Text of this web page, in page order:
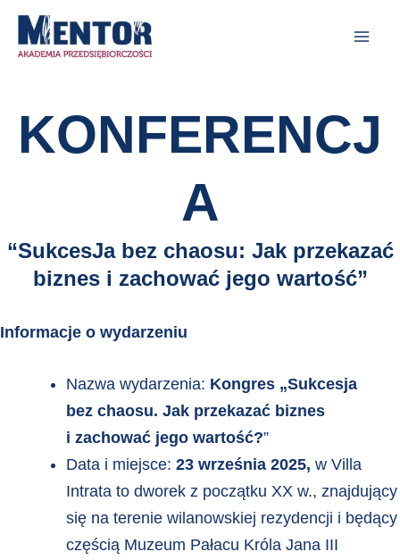
Skip
to content
KONFERENCJ
A
“SukcesJabez chaosu: Jak przekazać
biznes i zachować jego wartość”
Informacje o wydarzeniu
Nazwa wydarzenia: Kongres „Sukcesja
bez chaosu. Jak przekazać biznes
i zachować jego wartość?”
Data i miejsce: 23 września 2025, w Villa
Intrata to dworek z początku XX w., znajdujący
się na terenie wilanowskiej rezydencji i będący
częścią Muzeum Pałacu Króla Jana III